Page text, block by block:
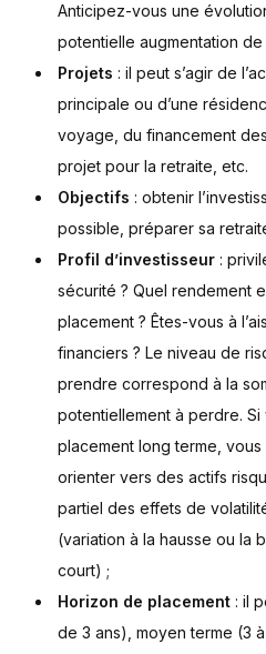
Anticipez-vous une
potentielle augmentation
Projets : il peut s’agir de
principale ou d’une
voyage, du financement
projet pour la retraite, etc.
Objectifs : obtenir
possible, préparer sa
Profil d’investisseur :
sécurité ? Quel rendement
placement ? Êtes-vous à
financiers ? Le niveau de
prendre correspond à la
potentiellement à perdre.
placement long terme,
orienter vers des actifs
partiel des effets de
(variation à la hausse ou la
court) ;
Horizon de placement : il
de 3 ans), moyen terme (3